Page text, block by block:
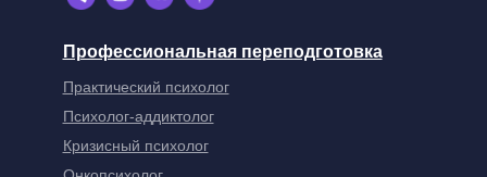
Профессиональная переподготовка
Практический психолог
Кризисный психолог
Психолог-аддиктолог